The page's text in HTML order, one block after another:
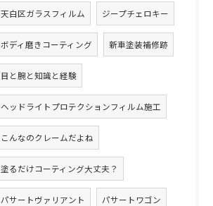
天白区ガラスフィルム ジープチェロキー
ボディ磨きコーティング 新車塗装補修跡
目と腕と知識と経験
ヘッドライトプロテクションフィルム施工
こんなのクレームだよね
塗るだけコーティング大丈夫？
パサートヴァリアント パサートワゴン